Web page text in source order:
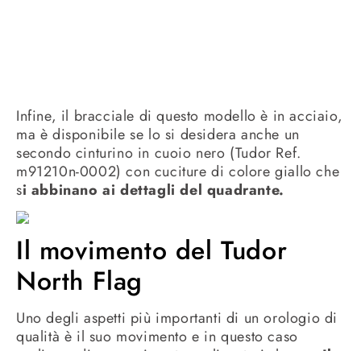
Infine, il bracciale di questo modello è in acciaio,
ma è disponibile se lo si desidera anche un
secondo cinturino in cuoio nero (Tudor Ref.
m91210n-0002) con cuciture di colore giallo che
si abbinano ai dettagli del quadrante.
Il movimento del Tudor
North Flag
Uno degli aspetti più importanti di un orologio di
qualità è il suo movimento e in questo caso